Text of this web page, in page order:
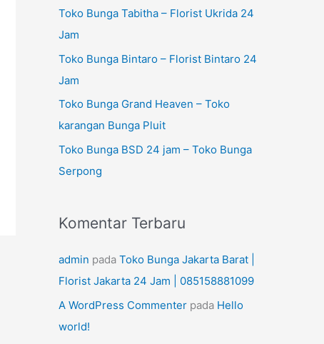
Toko Bunga Tabitha – Florist Ukrida 24
Jam
Toko Bunga Bintaro – Florist Bintaro 24
Jam
Toko Bunga Grand Heaven – Toko
karangan Bunga Pluit
Toko Bunga BSD 24 jam – Toko Bunga
Serpong
Komentar Terbaru
admin pada Toko Bunga Jakarta Barat |
Florist Jakarta 24 Jam | 085158881099
A WordPress Commenter pada Hello
world!
a
n
u
n
t
u
k
: